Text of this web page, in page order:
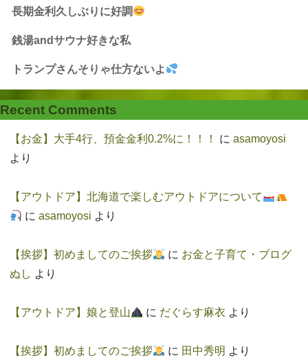
長期金利久しぶりに好調
銭湯andサウナ好きな私
トランプさんそりゃ仕方ないよ
Recent Comments
【お金】大手4行、預金金利0.2%に！！！ に asamoyosi
より
【アウトドア】北海道で楽しむアウトドアについて
に asamoyosi より
【挨拶】初めましてのご挨拶 に お金と子育て・ブログ
ぬし より
【アウトドア】娘と登山 に だぐらす麻衣 より
【挨拶】初めましてのご挨拶 に 田中秀明 より